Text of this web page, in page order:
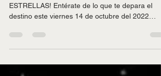
¡AGUAS CON LO QUE TE DICTAN LAS
destino este viernes 14 de octubre del 2022